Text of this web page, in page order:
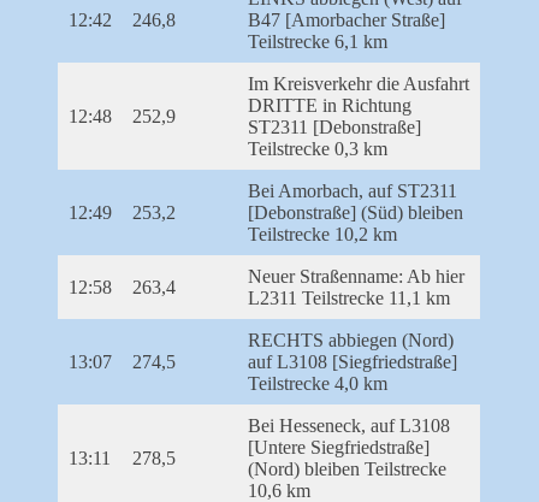
12:42 246,8
B47 [Amorbacher Straße]
Teilstrecke 6,1 km
12:48 252,9
Im Kreisverkehr die Ausfahrt
DRITTE in Richtung
ST2311 [Debonstraße]
Teilstrecke 0,3 km
12:49 253,2
Bei Amorbach, auf ST2311
[Debonstraße] (Süd) bleiben
Teilstrecke 10,2 km
12:58 263,4
Neuer Straßenname: Ab hier
L2311 Teilstrecke 11,1 km
13:07 274,5
RECHTS abbiegen (Nord)
auf L3108 [Siegfriedstraße]
Teilstrecke 4,0 km
13:11 278,5
Bei Hesseneck, auf L3108
[Untere Siegfriedstraße]
(Nord) bleiben Teilstrecke
10,6 km